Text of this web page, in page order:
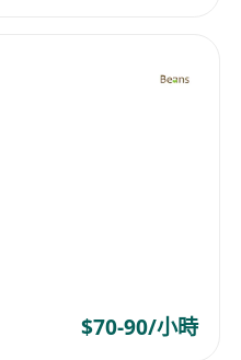
$70-90/小時